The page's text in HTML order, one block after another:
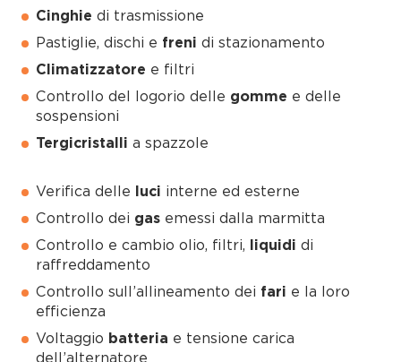
Cinghie di trasmissione
Pastiglie, dischi e freni di stazionamento
Climatizzatore e filtri
Controllo del logorio delle gomme e delle
sospensioni
Tergicristalli a spazzole
Verifica delle luci interne ed esterne
Controllo dei gas emessi dalla marmitta
Controllo e cambio olio, filtri, liquidi di
raffreddamento
Controllo sull’allineamento dei fari e la loro
efficienza
Voltaggio batteria e tensione carica
dell’alternatore